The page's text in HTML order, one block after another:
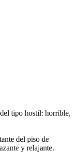
tipo hostil: horrible,
del piso de
y relajante.